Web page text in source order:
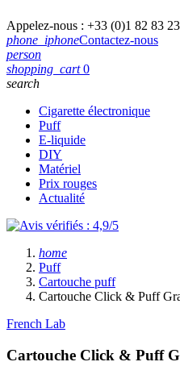
Appelez-nous : +33 (0)1 82 83
phone_iphoneContactez-nous
person
shopping_cart 0
search
Cigarette électronique
Puff
E-liquide
DIY
Matériel
Prix rouges
Actualité
home
Puff
Cartouche puff
Cartouche Click & Puff
French Lab
Cartouche Click & Puff